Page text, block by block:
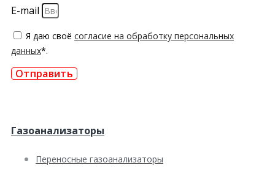
E-mail
Я даю своё согласие на обработку персональных
данных*.
Отправить
Газоанализаторы
Переносные газоанализаторы